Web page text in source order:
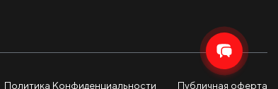
Политика Конфиденциальности Публичная оферта